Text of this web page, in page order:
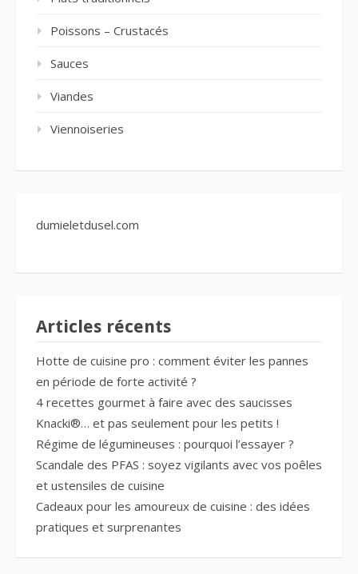
Poissons – Crustacés
Sauces
Viandes
Viennoiseries
dumieletdusel.com
Articles récents
Hotte de cuisine pro : comment éviter les pannes
en période de forte activité ?
4 recettes gourmet à faire avec des saucisses
Knacki®… et pas seulement pour les petits !
Régime de légumineuses : pourquoi l’essayer ?
Scandale des PFAS : soyez vigilants avec vos poêles
et ustensiles de cuisine
Cadeaux pour les amoureux de cuisine : des idées
pratiques et surprenantes